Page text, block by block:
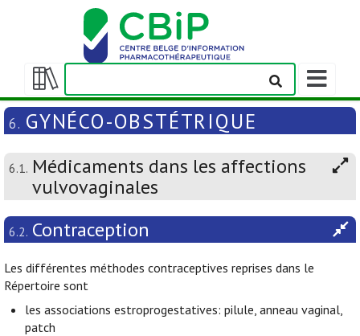
Afficher/masquer
la
table
matières
Afficher/
la
barre
navigation
6. GYNÉCO-OBSTÉTRIQUE
6.1. Médicaments dans les affections
vulvovaginales
6.2. Contraception
Les différentes méthodes contraceptives reprises dans le
Répertoire sont
les associations estroprogestatives: pilule, anneau vaginal,
patch